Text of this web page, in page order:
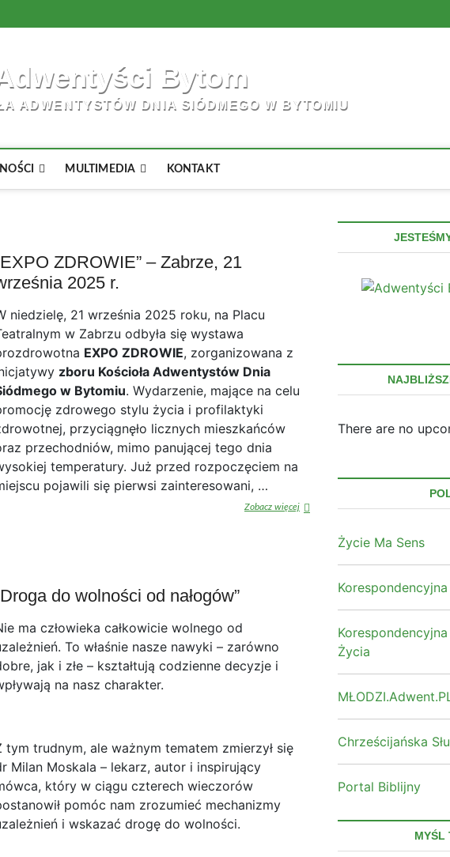
Bytom
ADWENTYSTÓW DNIA SIÓDMEGO W BYTOMIU
MULTIMEDIA KONTAKT
ZDROWIE” – Zabrze, 21
2025 r.
niedzielę, 21 września 2025 roku, na Placu
w Zabrzu odbyła się wystawa
EXPO ZDROWIE, zorganizowana z
zboru Kościoła Adwentystów Dnia
w Bytomiu. Wydarzenie, mające na celu
zdrowego stylu życia i profilaktyki
przyciągnęło licznych mieszkańców
przechodniów, mimo panującej tego dnia
temperatury. Już przed rozpoczęciem na
pojawili się pierwsi zainteresowani, …
Zobacz więcej„EXPO
do wolności od nałogów”
ma człowieka całkowicie wolnego od
To właśnie nasze nawyki – zarówno
jak i złe – kształtują codzienne decyzje i
na nasz charakter.
tym trudnym, ale ważnym tematem zmierzył się
Milan Moskala – lekarz, autor i inspirujący
który w ciągu czterech wieczorów
pomóc nam zrozumieć mechanizmy
i wskazać drogę do wolności.
There are no
Życie Ma Sens
Życia
Chrześcijańska
Portal Biblijny
MYŚL